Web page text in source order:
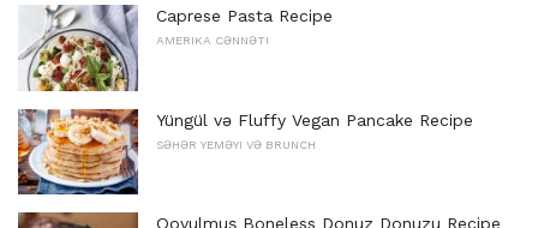
Caprese Pasta Recipe
AMERIKA CƏNNƏTI
Yüngül və Fluffy Vegan Pancake Recipe
SƏHƏR YEMƏYI VƏ BRUNCH
Qovulmuş Boneless Donuz Donuzu Recipe